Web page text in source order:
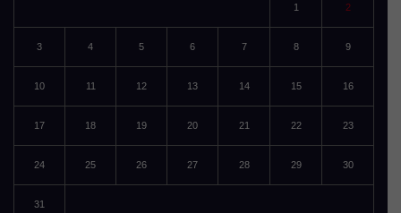
1 2
3 4 5 6 7 8 9
10 11 12 13 14 15 16
17 18 19 20 21 22 23
24 25 26 27 28 29 30
31